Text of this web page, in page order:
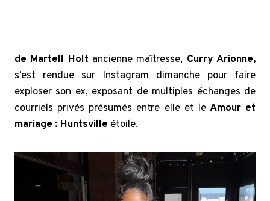
de Martell Holt ancienne maîtresse, Curry Arionne,
s’est rendue sur Instagram dimanche pour faire
exploser son ex, exposant de multiples échanges de
courriels privés présumés entre elle et leAmour et
mariage : Huntsville étoile.